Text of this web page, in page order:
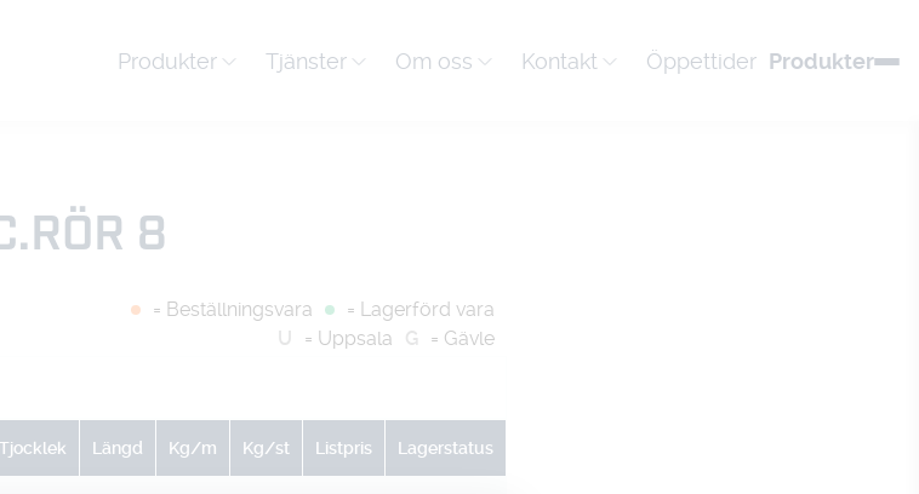
Produkter Tjänster Om oss Kontakt Öppettider Produkter
8
= Beställningsvara
= Lagerförd vara
U
= Uppsala G = Gävle
Tjocklek Längd Kg/m Kg/st Listpris Lagerstatus